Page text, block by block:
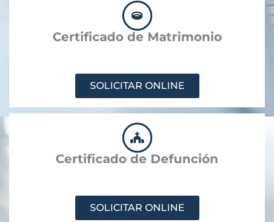
Certificado de Matrimonio
SOLICITAR ONLINE
Certificado de Defunción
SOLICITAR ONLINE